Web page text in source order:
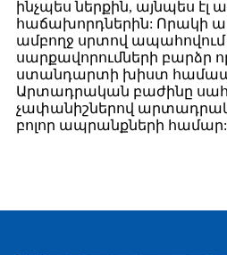
ինչպես ներքին, այնպես
հաճախորդներին: Որակի
ամբողջ սրտով ապահովում
սարքավորումների բարձր
ստանդարտի խիստ
Արտադրական բաժինը
չափանիշներով
բոլոր ապրանքների համար: